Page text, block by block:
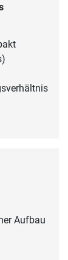
Aufbau